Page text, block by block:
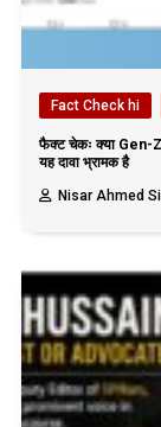
Fact Check hi
फैक्ट चेकः क्या Gen-Z
यह दावा भ्रामक है
Nisar Ahmed